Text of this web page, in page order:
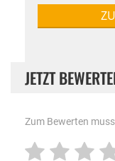
JETZT
Zum Bewerten